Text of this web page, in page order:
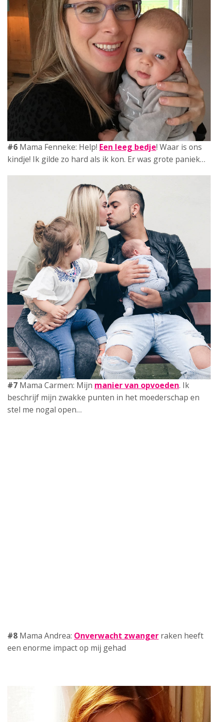
#6 Mama Fenneke: Help! Een leeg bedje! Waar is ons
kindje! Ik gilde zo hard als ik kon. Er was grote paniek…
#7 Mama Carmen: Mijn manier van opvoeden. Ik
beschrijf mijn zwakke punten in het moederschap en
stel me nogal open…
Mama Lieke: Huilbaby. We begrepen niet waarom je
zoveel huilde, en probeerden alles om je te helpen. We
waren zo wanhopig…